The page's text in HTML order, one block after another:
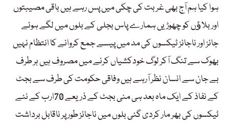
ہوا کیا ہم آج بھی غربت کی چکی میں پس رہے ہیں باقی مصیبتوں
اور بلاﺅں کو چھوڑیں ہمارے پاس بجلی کے بلوں میں لگے ہوئے
جائز اور ناجائز ٹیکسوں کی مد میں پیسے جمع کروانے کا انتظام نہیں
بھوک سے تنگ آکر لوگ خودکشیاں کرنے میں مصروف ہیں ہر طرف
بے جان سے انسان نظر آرہے ہیں وفاقی حکومت کی طرف سے بجٹ
کے نفاذ کے ایک ماہ بعد ہی منی بجٹ کے ذریعے 70ارب کے نئے
ٹیکسوں کی بھر مار کردی گئی بلوں میں ناجائز طور پر ناقابل برداشت